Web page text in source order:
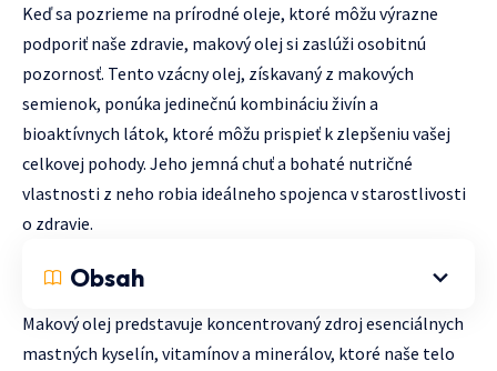
Keď sa pozrieme na prírodné oleje, ktoré môžu výrazne
podporiť naše zdravie, makový olej si zaslúži osobitnú
pozornosť. Tento vzácny olej, získavaný z makových
semienok, ponúka jedinečnú kombináciu živín a
bioaktívnych látok, ktoré môžu prispieť k zlepšeniu vašej
celkovej pohody. Jeho jemná chuť a bohaté nutričné
vlastnosti z neho robia ideálneho spojenca v starostlivosti
o zdravie.
Obsah
Makový olej predstavuje koncentrovaný zdroj esenciálnych
mastných kyselín, vitamínov a minerálov, ktoré naše telo